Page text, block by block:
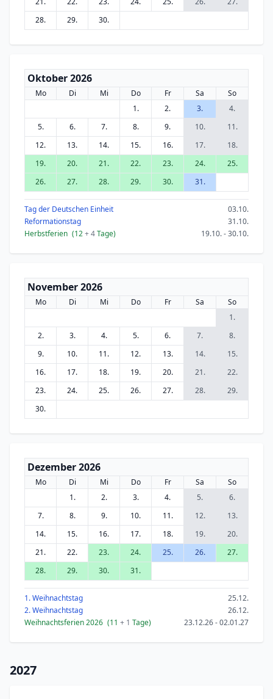
28.
29. 30.
Oktober 2026
Mo Di Mi Do Fr Sa
So
1.
2. 3.
4.
5.
6. 7. 8. 9. 10.
11.
12.
13. 14. 15. 16. 17.
18.
19.
20. 21. 22. 23. 24.
25.
26.
27. 28. 29. 30. 31.
Tag der Deutschen Einheit
03.10.
Reformationstag
31.10.
Herbstferien (12+ 4Tage) 19.10. - 30.10.
November 2026
Mo Di Mi Do Fr Sa
So
1.
2.
3. 4. 5. 6. 7.
8.
9.
10. 11. 12. 13. 14.
15.
16.
17. 18. 19. 20. 21.
22.
23.
24. 25. 26. 27. 28.
29.
30.
Dezember 2026
Mo Di Mi Do Fr Sa
So
1.
2. 3. 4. 5.
6.
7.
8. 9. 10. 11. 12.
13.
14.
15. 16. 17. 18. 19.
20.
21.
22. 23. 24. 25. 26.
27.
28.
29. 30. 31.
1. Weihnachtstag
25.12.
2. Weihnachtstag
26.12.
Weihnachtsferien 2026 (11 + 1 Tage) 23.12.26 - 02.01.27
2027